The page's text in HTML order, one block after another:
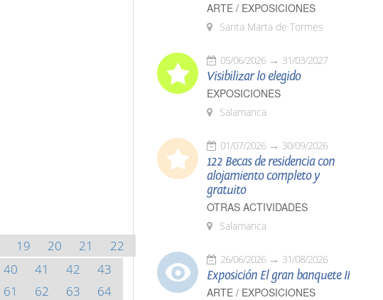
19 20 21
22
40 41 42
43
61 62 63
64
ARTE / EXPOSICIONES
Santa Marta de Tormes
05/06/2026 31/03/2027
Visibilizar lo elegido
EXPOSICIONES
Salamanca
01/07/2026 30/09/2026
122 Becas de residencia con
alojamiento completo y
gratuito
OTRAS ACTIVIDADES
Salamanca
26/06/2026 31/08/2026
Exposición El gran banquete II
ARTE / EXPOSICIONES